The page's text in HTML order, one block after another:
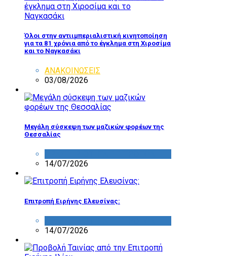
Όλοι στην αντιιμπεριαλιστική κινητοποίηση
για τα 81 χρόνια από το έγκλημα στη Χιροσίμα
και το Ναγκασάκι
ΑΝΑΚΟΙΝΩΣΕΙΣ
03/08/2026
Μεγάλη σύσκεψη των μαζικών φορέων της
Θεσσαλίας
14/07/2026
Επιτροπή Ειρήνης Ελευσίνας:
14/07/2026